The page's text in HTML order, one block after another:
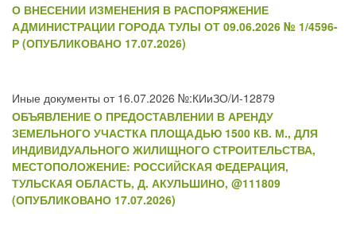
О ВНЕСЕНИИ ИЗМЕНЕНИЯ В РАСПОРЯЖЕНИЕ
АДМИНИСТРАЦИИ ГОРОДА ТУЛЫ ОТ 09.06.2026 № 1/4596-
Р (ОПУБЛИКОВАНО 17.07.2026)
Иные документы от 16.07.2026 №:КИиЗО/И-12879
ОБЪЯВЛЕНИЕ О ПРЕДОСТАВЛЕНИИ В АРЕНДУ
ЗЕМЕЛЬНОГО УЧАСТКА ПЛОЩАДЬЮ 1500 КВ. М., ДЛЯ
ИНДИВИДУАЛЬНОГО ЖИЛИЩНОГО СТРОИТЕЛЬСТВА,
МЕСТОПОЛОЖЕНИЕ: РОССИЙСКАЯ ФЕДЕРАЦИЯ,
ТУЛЬСКАЯ ОБЛАСТЬ, Д. АКУЛЬШИНО, @111809
(ОПУБЛИКОВАНО 17.07.2026)